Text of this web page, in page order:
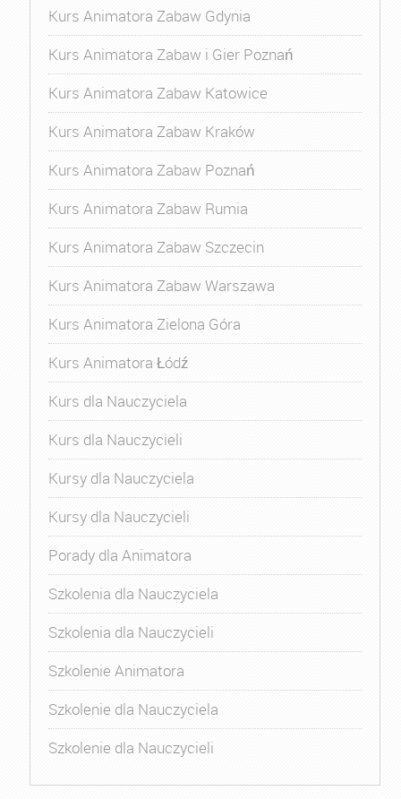
Kurs Animatora Zabaw Gdynia
Kurs Animatora Zabaw i Gier Poznań
Kurs Animatora Zabaw Katowice
Kurs Animatora Zabaw Kraków
Kurs Animatora Zabaw Poznań
Kurs Animatora Zabaw Rumia
Kurs Animatora Zabaw Szczecin
Kurs Animatora Zabaw Warszawa
Kurs Animatora Zielona Góra
Kurs Animatora Łódź
Kurs dla Nauczyciela
Kurs dla Nauczycieli
Kursy dla Nauczyciela
Kursy dla Nauczycieli
Porady dla Animatora
Szkolenia dla Nauczyciela
Szkolenia dla Nauczycieli
Szkolenie Animatora
Szkolenie dla Nauczyciela
Szkolenie dla Nauczycieli